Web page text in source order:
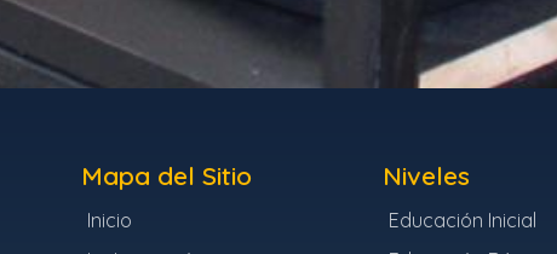
Mapa del Sitio
Inicio
Niveles
Educación Inicial